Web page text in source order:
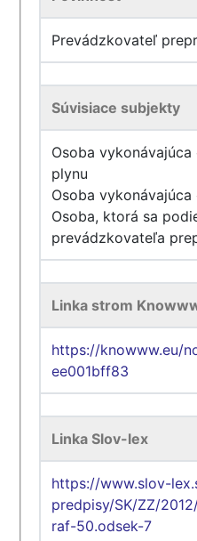
Prevádzkovateľ
Súvisiace subjekty
Osoba
plynu
Osoba
Osoba, ktorá sa
prevádzkovateľa
Linka strom
https://knowww.eu/
ee001bff83
Linka Slov-lex
https://www.slov-
predpisy/SK/ZZ/
raf-50.odsek-7